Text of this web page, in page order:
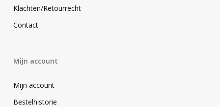
Klachten/Retourrecht
Contact
Mijn account
Mijn account
Bestelhistorie